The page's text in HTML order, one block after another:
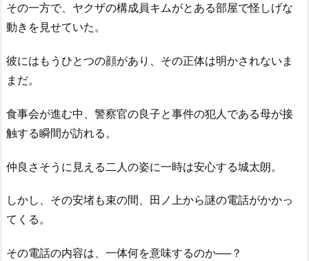
その一方で、ヤクザの構成員キムがとある部屋で怪しげな
動きを見せていた。
彼にはもうひとつの顔があり、その正体は明かされないま
まだ。
食事会が進む中、警察官の良子と事件の犯人である母が接
触する瞬間が訪れる。
仲良さそうに見える二人の姿に一時は安心する城太朗。
しかし、その安堵も束の間、田ノ上から謎の電話がかかっ
てくる。
その電話の内容は、一体何を意味するのか──？